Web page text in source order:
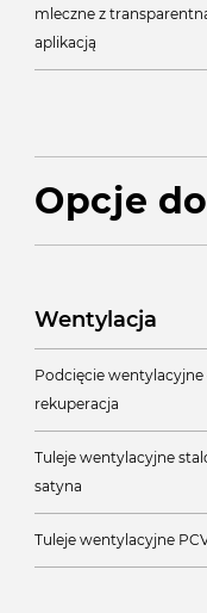
mleczne z
aplikacją
Opcje
Wentylacja
Podcięcie wentylacyjne
rekuperacja
Tuleje wentylacyjne
satyna
Tuleje wentylacyjne